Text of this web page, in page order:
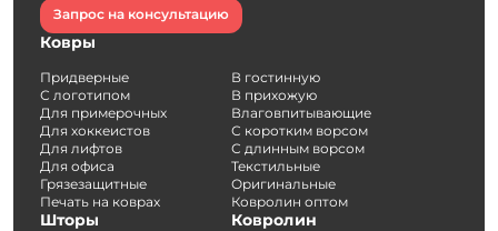
Запрос на консультацию
Ковры
Придверные
С логотипом
Для примерочных
Для хоккеистов
Для лифтов
Для офиса
Грязезащитные
Печать на коврах
В гостинную
В прихожую
Влаговпитывающие
С коротким ворсом
С длинным ворсом
Текстильные
Оригинальные
Ковролин оптом
Шторы
Ковролин